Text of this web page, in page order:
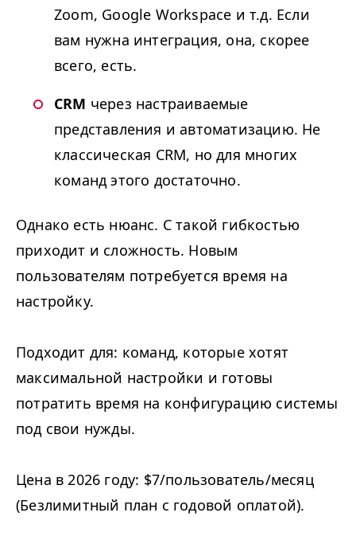
Zoom, Google Workspace и т.д. Если
вам нужна интеграция, она, скорее
всего, есть.
CRM через настраиваемые
представления и автоматизацию. Не
классическая CRM, но для многих
команд этого достаточно.
Однако есть нюанс. С такой гибкостью
приходит и сложность. Новым
пользователям потребуется время на
настройку.
Подходит для: команд, которые хотят
максимальной настройки и готовы
потратить время на конфигурацию системы
под свои нужды.
Цена в 2026 году: $7/​пользователь/​месяц
(Безлимитный план с годовой оплатой).